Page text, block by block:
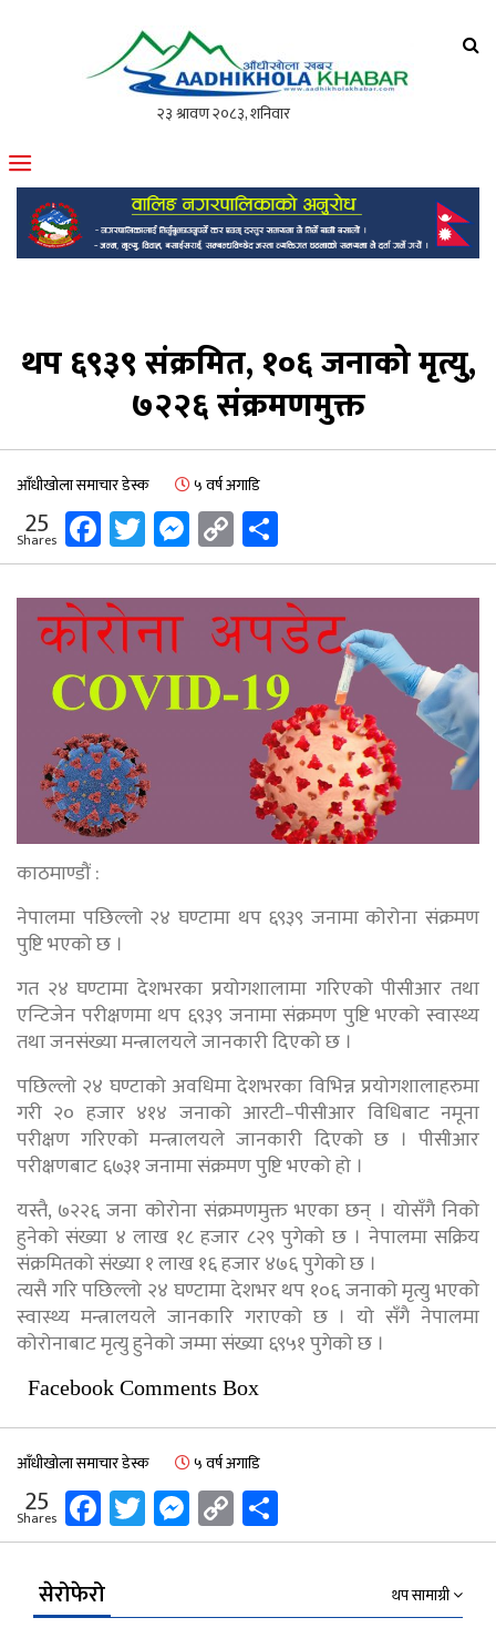
मोफसलकै लोकप्रिय अनलाइन पत्रिका
थप ६९३९ संक्रमित, १०६ जनाको मृत्यु,
७२२६ संक्रमणमुक्त
आँधीखोला समाचार डेस्क ५ वर्ष अगाडि
25
Shares Facebook
Twitter
Messenger
Copy
Link
काठमाण्डौं :
नेपालमा पछिल्लो २४ घण्टामा थप ६९३९ जनामा कोरोना संक्रमण
पुष्टि भएको छ ।
गत २४ घण्टामा देशभरका प्रयोगशालामा गरिएको पीसीआर तथा
एन्टिजेन परीक्षणमा थप ६९३९ जनामा संक्रमण पुष्टि भएको स्वास्थ्य
तथा जनसंख्या मन्त्रालयले जानकारी दिएको छ ।
पछिल्लो २४ घण्टाको अवधिमा देशभरका विभिन्न प्रयोगशालाहरुमा
गरी २० हजार ४१४ जनाको आरटी–पीसीआर विधिबाट नमूना
परीक्षण गरिएको मन्त्रालयले जानकारी दिएको छ । पीसीआर
परीक्षणबाट ६७३१ जनामा संक्रमण पुष्टि भएको हो ।
यस्तै, ७२२६ जना कोरोना संक्रमणमुक्त भएका छन् । योसँगै निको
हुनेको संख्या ४ लाख १८ हजार ८२९ पुगेको छ । नेपालमा सक्रिय
संक्रमितको संख्या १ लाख १६ हजार ४७६ पुगेको छ ।
त्यसै गरि पछिल्लो २४ घण्टामा देशभर थप १०६ जनाको मृत्यु भएको
स्वास्थ्य मन्त्रालयले जानकारि गराएको छ । यो सँगै नेपालमा
कोरोनाबाट मृत्यु हुनेको जम्मा संख्या ६९५१ पुगेको छ ।
Facebook Comments Box
आँधीखोला समाचार डेस्क ५ वर्ष अगाडि
25
Shares Facebook
Twitter
Messenger
Copy
Link
सेरोफेरो थप सामाग्री